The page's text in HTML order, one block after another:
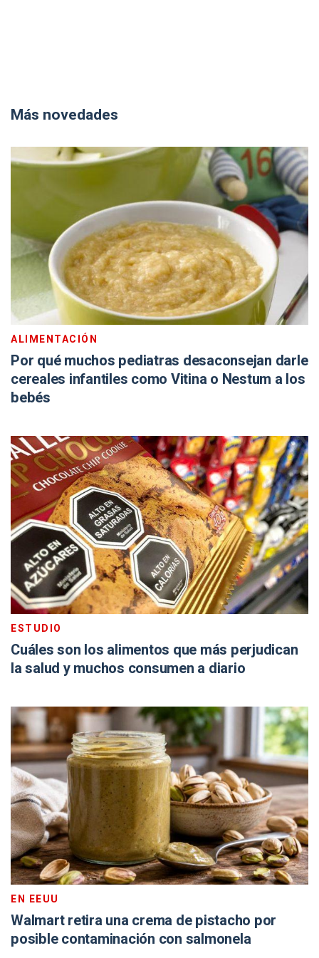
Más novedades
ALIMENTACIÓN
Por qué muchos pediatras desaconsejan darle
cereales infantiles como Vitina o Nestum a los
bebés
ESTUDIO
Cuáles son los alimentos que más perjudican
la salud y muchos consumen a diario
EN EEUU
Walmart retira una crema de pistacho por
posible contaminación con salmonela